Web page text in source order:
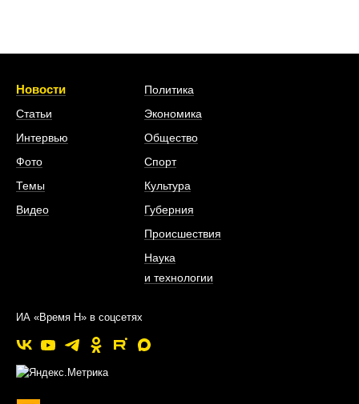
Новости
Статьи
Интервью
Фото
Темы
Видео
Политика
Экономика
Общество
Спорт
Культура
Губерния
Происшествия
Наука
и технологии
ИА «Время Н» в соцсетях